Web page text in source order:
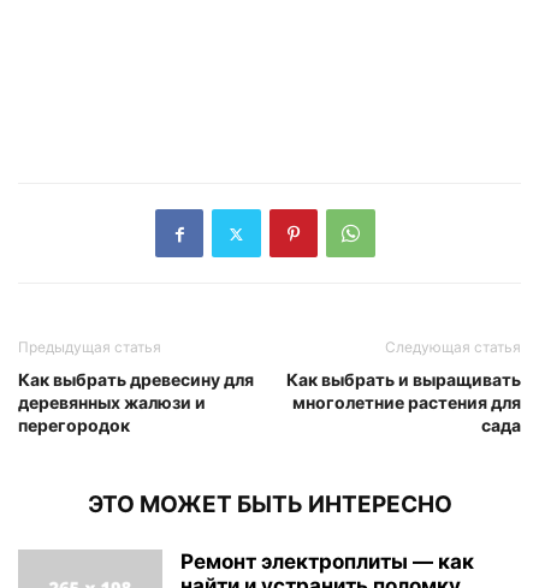
Предыдущая статья
Как выбрать древесину для
деревянных жалюзи и
перегородок
Следующая статья
Как выбрать и выращивать
многолетние растения для
сада
ЭТО МОЖЕТ БЫТЬ ИНТЕРЕСНО
Ремонт электроплиты — как